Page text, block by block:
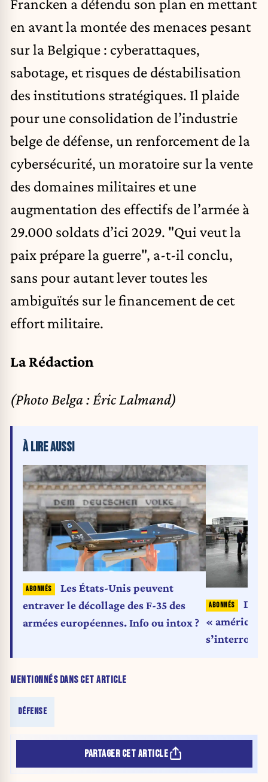
Francken a défendu son plan en mettant
en avant la montée des menaces pesant
sur la Belgique : cyberattaques,
sabotage, et risques de déstabilisation
des institutions stratégiques. Il plaide
pour une consolidation de l’industrie
belge de défense, un renforcement de la
cybersécurité, un moratoire sur la vente
des domaines militaires et une
augmentation des effectifs de l’armée à
29.000 soldats d’ici 2029. "Qui veut la
paix prépare la guerre", a-t-il conclu,
sans pour autant lever toutes les
ambiguïtés sur le financement de cet
effort militaire.
La Rédaction
(Photo Belga : Éric Lalmand)
MENTIONNÉS DANS CET ARTICLE
DÉFENSE
À LIRE AUSSI
Les États-Unis peuvent
entraver le décollage des F-35 des
armées européennes. Info ou intox ? « américain
s’interroge
PARTAGER CET ARTICLE